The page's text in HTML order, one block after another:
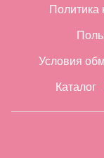
Политика
Условия
Каталог